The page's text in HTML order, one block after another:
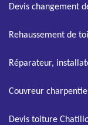
Devis changement
Rehaussement de
Réparateur,
Couvreur
Devis toiture